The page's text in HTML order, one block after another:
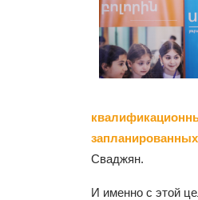
Сваджян.
И именно с этой